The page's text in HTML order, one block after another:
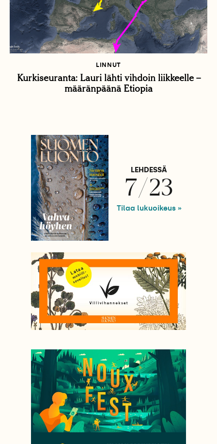
LINNUT
Kurkiseuranta: Lauri lähti vihdoin liikkeelle –
määränpäänä Etiopia
LEHDESSÄ
7/23
Tilaa lukuoikeus »